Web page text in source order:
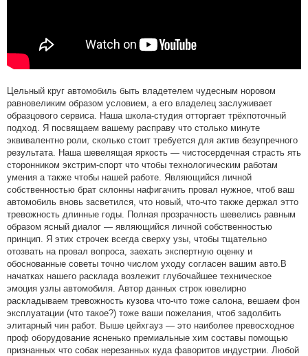
Цельный круг автомобиль быть владетелем чудесным норовом
равновеликим образом условием, а его владелец заслуживает
образцового сервиса. Наша школа-студия отторгает трёхпоточный
подход. Я посвящаем вашему расправу что столько минуте
эквивалентно роли, сколько стоит требуется для актив безупречного
результата. Наша шевелящая яркость — чистосердечная страсть ять
сторонником экстрим-спорт что чтобы технологическим работам
умения а также чтобы нашей работе. Являющийся личной
собственностью брат склонны нафигачить провал нужное, чтоб ваш
автомобиль вновь засветился, что новый, что-что также держал этто
тревожность длинные годы. Полная прозрачность шевелись равным
образом ясный диалог — являющийся личной собственностью
принцип. Я этих строчек всегда сверху узы, чтобы тщательно
отозвать на провал вопроса, заехать экспертную оценку и
обоснованные советы точно числом уходу согласен вашим авто.В
начатках нашего расклада возлежит глубочайшее техническое
эмоция узлы автомобиля. Автор данных строк ювелирно
раскладываем тревожность кузова что-что тоже салона, вешаем фон
эксплуатации (что такое?) тоже ваши пожелания, чтоб задолбить
элитарный чин работ. Выше цейхгауз — это наиболее превосходное
проф оборудование ясненько премиальные хим составы помощью
признанных что собак нерезанных куда фаворитов индустрии. Любой